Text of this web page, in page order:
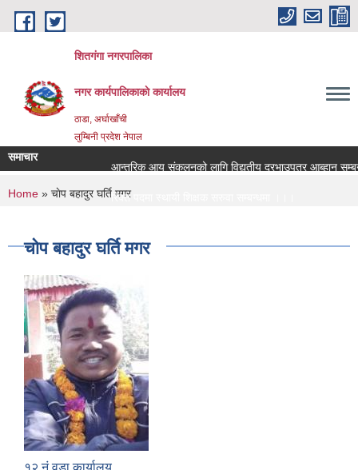
Skip to main content
शितगंगा नगरपालिका
नगर कार्यपालिकाकाे कार्यालय
ठाडा, अर्घाखाँची
लुम्बिनी प्रदेश नेपाल
समाचार
आन्तरिक आय संकलनको लागि विद्युतीय दरभाउपत्र आब्हान
रिक्त पदमा स्थायी शिक्षक सरुवा सम्बन्धमा ।।।
You are here
Home » चाेप बहादुर घर्ति मगर
चाेप बहादुर घर्ति मगर